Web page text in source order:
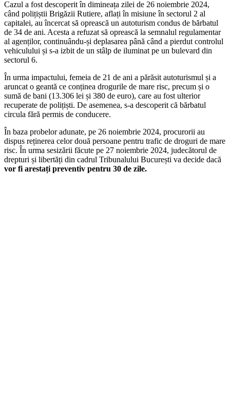
Cazul a fost descoperit în dimineața zilei de 26 noiembrie 2024,
când polițiștii Brigăzii Rutiere, aflați în misiune în sectorul 2 al
capitalei, au încercat să oprească un autoturism condus de bărbatul
de 34 de ani. Acesta a refuzat să oprească la semnalul regulamentar
al agenților, continuându-și deplasarea până când a pierdut controlul
vehiculului și s-a izbit de un stâlp de iluminat pe un bulevard din
sectorul 6.
În urma impactului, femeia de 21 de ani a părăsit autoturismul și a
aruncat o geantă ce conținea drogurile de mare risc, precum și o
sumă de bani (13.306 lei și 380 de euro), care au fost ulterior
recuperate de polițiști. De asemenea, s-a descoperit că bărbatul
circula fără permis de conducere.
În baza probelor adunate, pe 26 noiembrie 2024, procurorii au
dispus reținerea celor două persoane pentru trafic de droguri de mare
risc. În urma sesizării făcute pe 27 noiembrie 2024, judecătorul de
drepturi și libertăți din cadrul Tribunalului București va decide dacă
vor fi arestați preventiv pentru 30 de zile.